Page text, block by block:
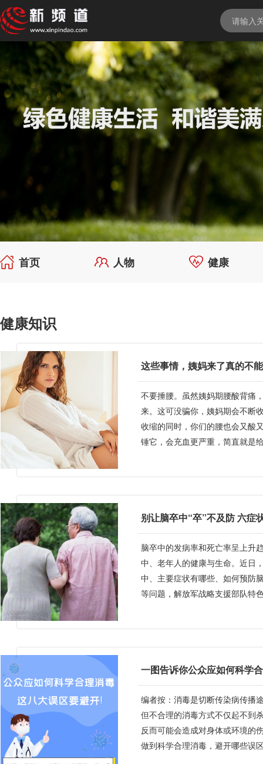
首页 人物 健康
健康知识
这些事情，姨妈来了真的不
不要捶腰。虽然姨妈期腰酸背痛
来。这可没骗你，姨妈期会不断
收缩的同时，你们的腰也会又酸
锤它，会充血更严重，简直就是
脑卒中的发病率和死亡率呈上升
中、老年人的健康与生命。近日
中、主要症状有哪些、如何预防
等问题，解放军战略支援部队特
编者按：消毒是切断传染病传播
但不合理的消毒方式不仅起不到
反而可能会造成对身体或环境的
做到科学合理消毒，避开哪些误